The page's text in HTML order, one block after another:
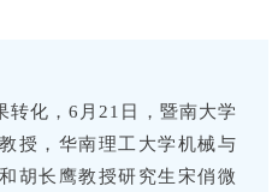
化，6月21日，暨南大学
授，华南理工大学机械与
胡长鹰教授研究生宋俏微